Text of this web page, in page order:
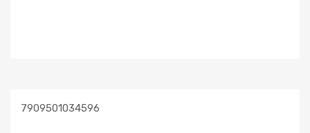
7909501034596